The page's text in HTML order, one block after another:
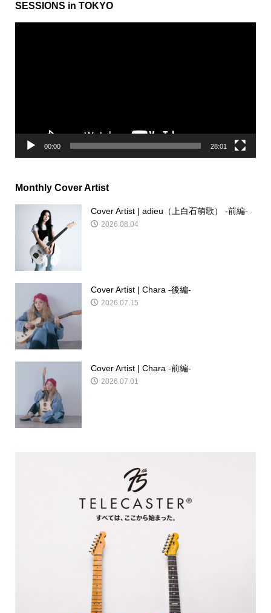
SESSIONS in TOKYO
00:00 28:01
Monthly Cover Artist
Cover Artist | adieu（上白石萌歌） -前編-
2026.08.04
Cover Artist | Chara -後編-
2026.07.15
Cover Artist | Chara -前編-
2026.07.01